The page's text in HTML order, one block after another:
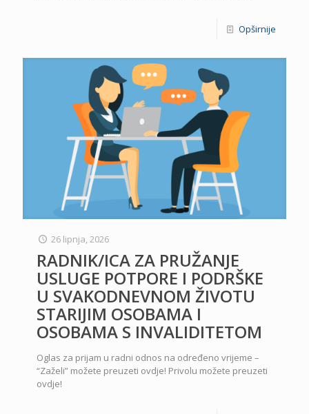
Opširnije
26 lipnja, 2026
RADNIK/ICA ZA PRUŽANJE
USLUGE POTPORE I PODRŠKE
U SVAKODNEVNOM ŽIVOTU
STARIJIM OSOBAMA I
OSOBAMA S INVALIDITETOM
Oglas za prijam u radni odnos na određeno vrijeme –
“Zaželi” možete preuzeti ovdje! Privolu možete preuzeti
ovdje!